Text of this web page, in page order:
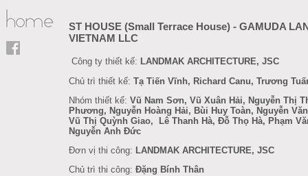
ST HOUSE (Small Terrace House) - GAMUDA
VIETNAM LLC
Công ty thiết kế: LANDMAK ARCHITECTURE, JSC
Chủ trì thiết kế: Tạ Tiến Vĩnh, Richard Canu, Trương
Nhóm thiết kế: Vũ Nam Sơn, Vũ Xuân Hải, Nguyễn Thị
Phương, Nguyễn Hoàng Hải, Bùi Huy Toàn, Nguyễn
Vũ Thị Quỳnh Giao,
Lê Thanh Hà, Đỗ Thọ Hà, Phạm
Nguyễn Anh Đức
Đơn vị thi công: LANDMAK ARCHITECTURE, JSC
Chủ trì thi công: Đặng Bính Thân